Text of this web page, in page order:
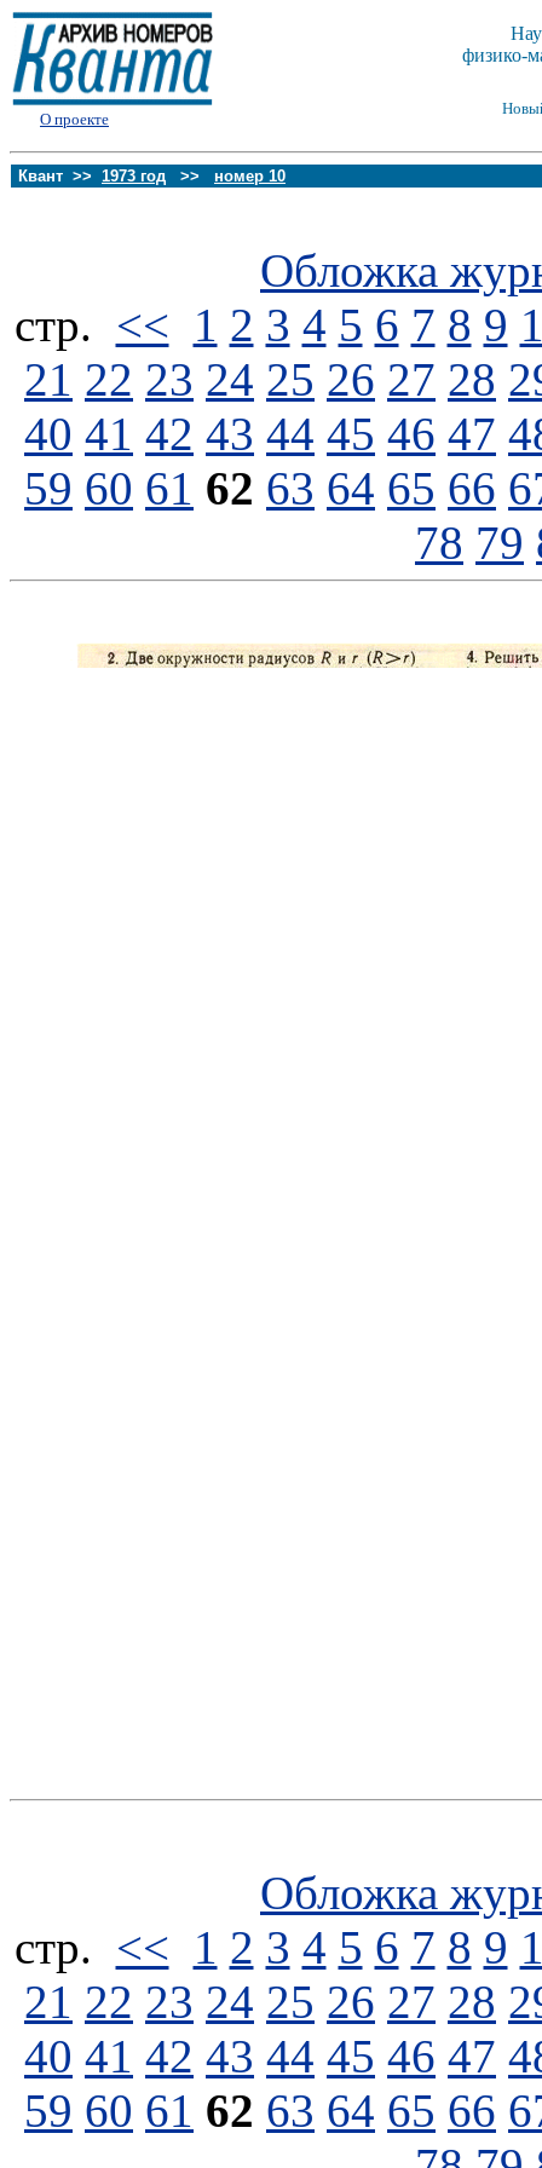
О проекте
физико-
Квант >> 1973 год >> номер 10
Обложка
стp. << 1 2 3 4 5 6 7 8 9
21 22 23 24 25 26 27 28
40 41 42 43 44 45 46 47
59 60 61 62 63 64 65 66
78 79
Обложка
стp. << 1 2 3 4 5 6 7 8 9
21 22 23 24 25 26 27 28
40 41 42 43 44 45 46 47
59 60 61 62 63 64 65 66